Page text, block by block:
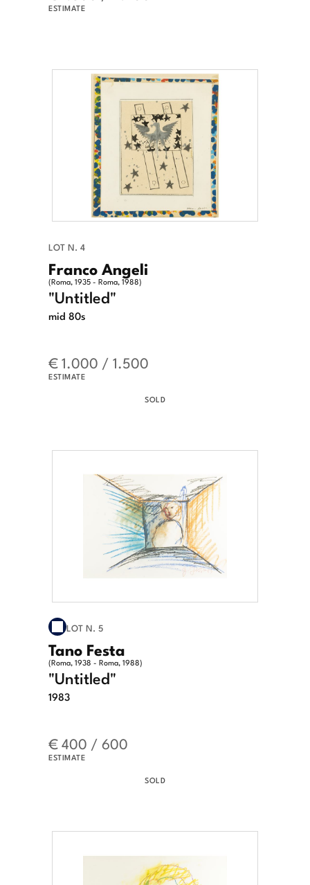
ESTIMATE
LOT N. 4
Franco Angeli
(Roma, 1935 - Roma, 1988)
"Untitled"
mid 80s
€ 1.000 / 1.500
ESTIMATE
SOLD
LOT N. 5
Tano Festa
(Roma, 1938 - Roma, 1988)
"Untitled"
1983
€ 400 / 600
ESTIMATE
SOLD